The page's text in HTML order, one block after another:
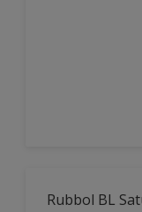
Rubbol BL